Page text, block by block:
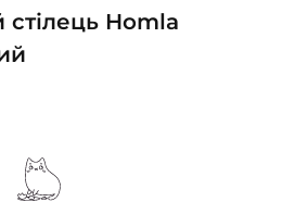
стілець Homla